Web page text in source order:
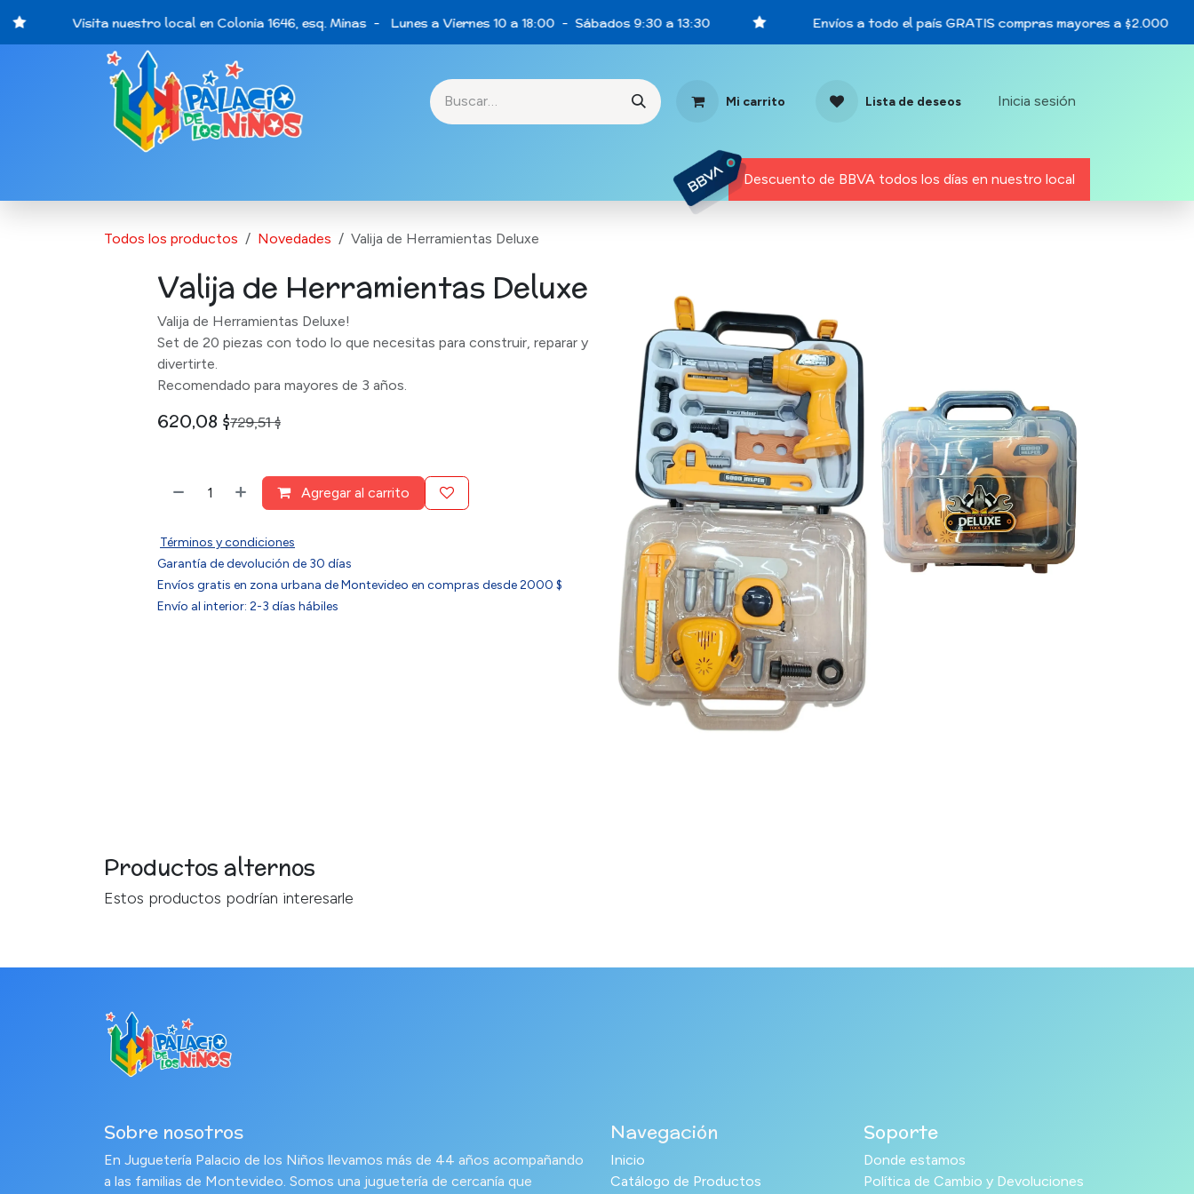
Visita nuestro local en Colonia 1646, esq. Minas - Lunes a Viernes 10 a 18:00 - Sábados 9:30 a 13:30 Envíos a todo el país GRATIS compras mayores a $2.000
Mi carrito Lista de deseos Inicia sesión
Descuento de BBVA todos los días en nuestro local
Todos los productos Novedades Valija de Herramientas Deluxe
Valija de Herramientas Deluxe
Valija de Herramientas Deluxe!
Set de 20 piezas con todo lo que necesitas para construir, reparar y
divertirte.
Recomendado para mayores de 3 años.
620,08 $729,51$
Agregar al carrito
Términos y condiciones
Garantía de devolución de 30 días
Envíos gratis en zona urbana de Montevideo en compras desde 2000 $
Envío al interior: 2-3 días hábiles
Productos alternos
Estos productos podrían interesarle
Sobre nosotros
En Juguetería Palacio de los Niños llevamos más de 44 años acompañando
a las familias de Montevideo. Somos una juguetería de cercanía que
Navegación
Inicio
Catálogo de Productos
Soporte
Donde estamos
Política de Cambio y Devoluciones